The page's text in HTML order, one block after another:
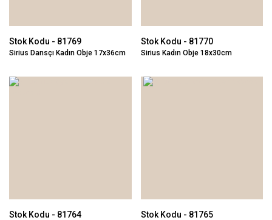
Stok Kodu - 81769
Sirius Dansçı Kadın Obje 17x36cm
Stok Kodu - 81770
Sirius Kadın Obje 18x30cm
Stok Kodu - 81764 Stok Kodu - 81765